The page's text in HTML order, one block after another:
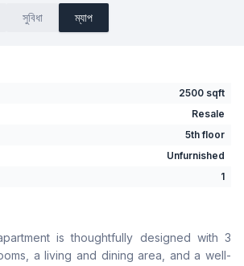
সুবিধা ম্যাপ
2500 sqft
Resale
5th floor
Unfurnished
1
Yes
Yes
is thoughtfully designed with 3
a living and dining area, and a well-